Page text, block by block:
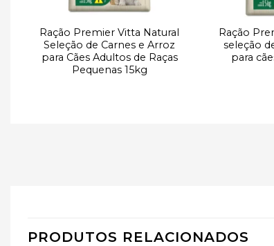
Ração Premier Vitta Natural
Seleção de Carnes e Arroz
para Cães Adultos de Raças
Pequenas 15kg
Ração
seleção
para
PRODUTOS RELACIONADOS